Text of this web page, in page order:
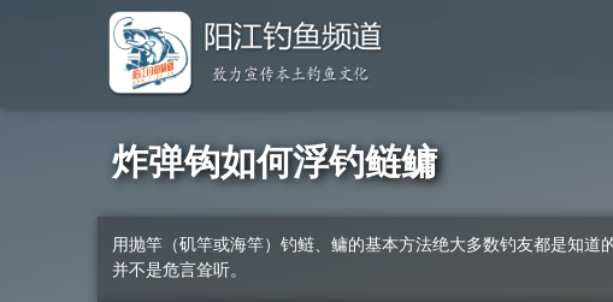
炸弹钩如何浮钓鲢鳙
用抛竿（矶竿或海竿）钓鲢、鳙的基本方法绝大多数钓友都是知
并不是危言耸听。